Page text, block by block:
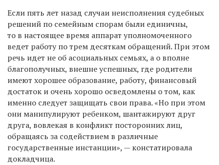
Если пять лет назад случаи неисполнения судебных
решений по семейным спорам были единичны,
то в настоящее время аппарат уполномоченного
ведет работу по трем десяткам обращений. При этом
речь идет не об асоциальных семьях, а о вполне
благополучных, внешне успешных, где родители
имеют хорошее образование, работу, финансовый
достаток и очень хорошо осведомлены о том, как
именно следует защищать свои права.«Но при этом
они манипулируют ребенком, шантажируют друг
друга, вовлекая в конфликт посторонних лиц,
обращаясь за содействием в различные
государственные инстанции», — констатировала
докладчица.